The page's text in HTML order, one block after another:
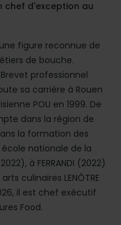
chef d'exception au
figure reconnue de
de bouche.
Brevet professionnel
sa carrière à Rouen
POU en 1999. De
dans la région de
la formation des
école nationale de la
à FERRANDI (2022)
culinaires LENÔTRE
il est chef exécutif
Food.